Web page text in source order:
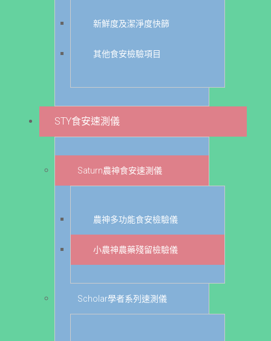
新鮮度及潔淨度快篩
其他食安檢驗項目
STY食安速測儀
Saturn農神食安速測儀
農神多功能食安檢驗儀
小農神農藥殘留檢驗儀
Scholar學者系列速測儀